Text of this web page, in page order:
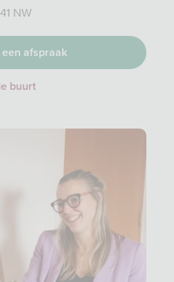
NW
een afspraak
buurt